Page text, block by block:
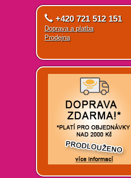
+420 721 512 151
Doprava a platba
Prodejna